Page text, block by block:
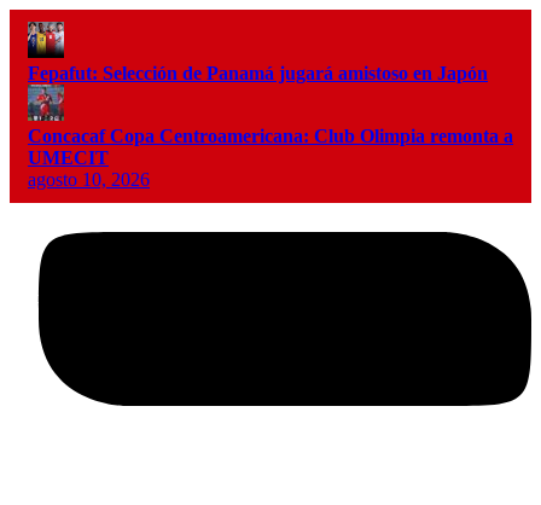
Fepafut: Selección de Panamá jugará amistoso en Japón
Concacaf Copa Centroamericana: Club Olimpia remonta a
UMECIT
agosto 10, 2026